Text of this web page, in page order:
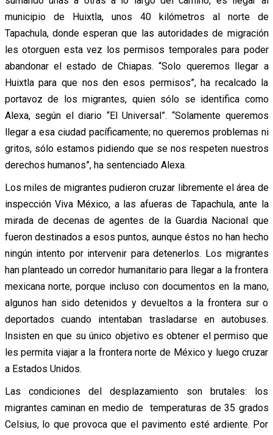
municipio de Huixtla, unos 40 kilómetros al norte de
Tapachula, donde esperan que las autoridades de migración
les otorguen esta vez los permisos temporales para poder
abandonar el estado de Chiapas. “Solo queremos llegar a
Huixtla para que nos den esos permisos”, ha recalcado la
portavoz de los migrantes, quien sólo se identifica como
Alexa, según el diario “El Universal”. “Solamente queremos
llegar a esa ciudad pacíficamente; no queremos problemas ni
gritos, sólo estamos pidiendo que se nos respeten nuestros
derechos humanos”, ha sentenciado Alexa.
Los miles de migrantes pudieron cruzar libremente el área de
inspección Viva México, a las afueras de Tapachula, ante la
mirada de decenas de agentes de la Guardia Nacional que
fueron destinados a esos puntos, aunque éstos no han hecho
ningún intento por intervenir para detenerlos. Los migrantes
han planteado un corredor humanitario para llegar a la frontera
mexicana norte, porque incluso con documentos en la mano,
algunos han sido detenidos y devueltos a la frontera sur o
deportados cuando intentaban trasladarse en autobuses.
Insisten en que su único objetivo es obtener el permiso que
les permita viajar a la frontera norte de México y luego cruzar
a Estados Unidos.
Las condiciones del desplazamiento son brutales: los
migrantes caminan en medio de temperaturas de 35 grados
Celsius, lo que provoca que el pavimento esté ardiente. Por